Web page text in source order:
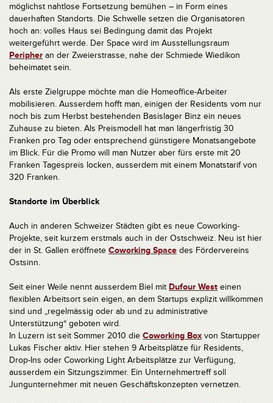
möglichst nahtlose Fortsetzung bemühen – in Form eines
dauerhaften Standorts. Die Schwelle setzen die Organisatoren
hoch an: volles Haus sei Bedingung damit das Projekt
weitergeführt werde. Der Space wird im Ausstellungsraum
Peripher an der Zweierstrasse, nahe der Schmiede Wiedikon
beheimatet sein.
Als erste Zielgruppe möchte man die Homeoffice-Arbeiter
mobilisieren. Ausserdem hofft man, einigen der Residents vom nur
noch bis zum Herbst bestehenden Basislager Binz ein neues
Zuhause zu bieten. Als Preismodell hat man längerfristig 30
Franken pro Tag oder entsprechend günstigere Monatsangebote
im Blick. Für die Promo will man Nutzer aber fürs erste mit 20
Franken Tagespreis locken, ausserdem mit einem Monatstarif von
320 Franken.
Standorte im Überblick
Auch in anderen Schweizer Städten gibt es neue Coworking-
Projekte, seit kurzem erstmals auch in der Ostschweiz. Neu ist hier
der in St. Gallen eröffnete Coworking Space des Fördervereins
Ostsinn.
Seit einer Weile nennt ausserdem Biel mit Dufour West einen
flexiblen Arbeitsort sein eigen, an dem Startups explizit willkommen
sind und „regelmässig oder ab und zu administrative
Unterstützung“ geboten wird.
In Luzern ist seit Sommer 2010 die Coworking Box von Startupper
Lukas Fischer aktiv. Hier stehen 9 Arbeitsplätze für Residents,
Drop-Ins oder Coworking Light Arbeitsplätze zur Verfügung,
ausserdem ein Sitzungszimmer. Ein Unternehmertreff soll
Jungunternehmer mit neuen Geschäftskonzepten vernetzen.